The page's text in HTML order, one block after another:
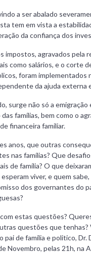
a ser abalado
tem em vista a
da confiança dos
impostos, agravados pela
como salários, e o corte
foram implementados
da ajuda externa
surge não só a
famílias, bem como o
financeira familiar.
anos, que outras
nas famílias? Que
de família? O que
viver, e quem
dos governantes do
estas questões?
questões que tenhas?
pai de família e politico, Dr.
Novembro, pelas 21h, na